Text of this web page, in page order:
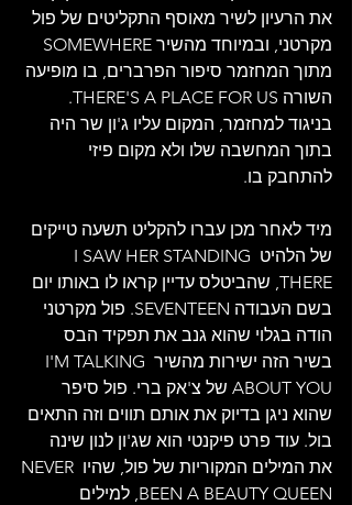
את הרעיון לשיר מאוסף התקליטים של פול
מתוך המחזמר סיפור הפרברים, בו מופיעה
השורה THERE'S A PLACE FOR US.
בניגוד למחזמר, המקום עליו ג'ון שר היה
בתוך המחשבה שלו ולא מקום פיזי
להתחבק בו.
מיד לאחר מכן עברו להקליט תשעה טייקים
של הלהיט I SAW HER STANDING
THERE, שהביטלס עדיין קראו לו באותו יום
בשם העבודה SEVENTEEN. פול מקרטני
הודה בגלוי שהוא גנב את תפקיד הבס
בשיר הזה ישירות מהשיר I'M TALKING
ABOUT YOU של צ'אק ברי. פול סיפר
שהוא ניגן בדיוק את אותם תווים וזה התאים
בול. עוד פרט פיקנטי הוא שג'ון לנון שינה
את המילים המקוריות של פול, שהיו NEVER
BEEN A BEAUTY QUEEN, למילים